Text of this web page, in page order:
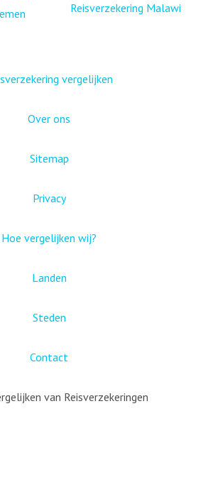
Reisverzekering Malawi
vergelijken
Over ons
Sitemap
Privacy
Hoe vergelijken wij?
Landen
Steden
Contact
van Reisverzekeringen